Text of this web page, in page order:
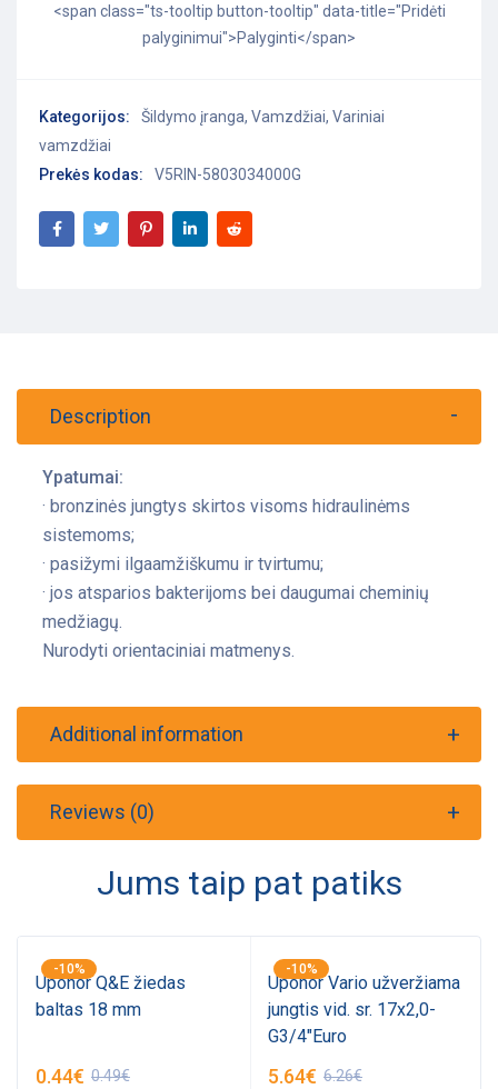
<span class="ts-tooltip button-tooltip" data-title="Pridėti
palyginimui">Palyginti</span>
Kategorijos: Šildymo įranga, Vamzdžiai, Variniai
vamzdžiai
Prekės kodas:
V5RIN-5803034000G
Description
Ypatumai:
· bronzinės jungtys skirtos visoms hidraulinėms
sistemoms;
· pasižymi ilgaamžiškumu ir tvirtumu;
· jos atsparios bakterijoms bei daugumai cheminių
medžiagų.
Nurodyti orientaciniai matmenys.
Additional information
Reviews (0)
Jums taip pat patiks
-10%
Uponor Q&E žiedas
baltas 18 mm
0.49€
0.44€
-10%
Uponor Vario užveržiama
jungtis vid. sr. 17x2,0-
G3/4"Euro
6.26€
5.64€